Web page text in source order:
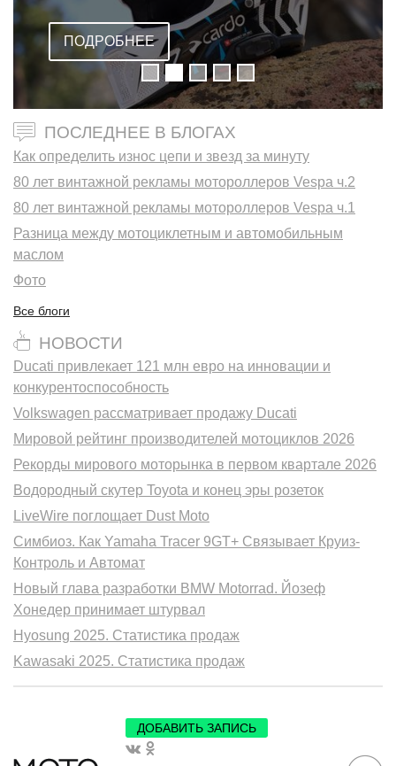
ВСТРОЕННОЙ ГАРНИТУРОЙ
ПОДРОБНЕЕ
ПОСЛЕДНЕЕ В БЛОГАХ
Как определить износ цепи и звезд за минуту
80 лет винтажной рекламы мотороллеров Vespa ч.2
80 лет винтажной рекламы мотороллеров Vespa ч.1
Разница между мотоциклетным и автомобильным
маслом
Фото
Все блоги
НОВОСТИ
Ducati привлекает 121 млн евро на инновации и
конкурентоспособность
Volkswagen рассматривает продажу Ducati
Мировой рейтинг производителей мотоциклов 2026
Рекорды мирового моторынка в первом квартале 2026
Водородный скутер Toyota и конец эры розеток
LiveWire поглощает Dust Moto
Симбиоз. Как Yamaha Tracer 9GT+ Связывает Круиз-
Контроль и Автомат
Новый глава разработки BMW Motorrad. Йозеф
Хонедер принимает штурвал
Hyosung 2025. Статистика продаж
Kawasaki 2025. Статистика продаж
ДОБАВИТЬ ЗАПИСЬ